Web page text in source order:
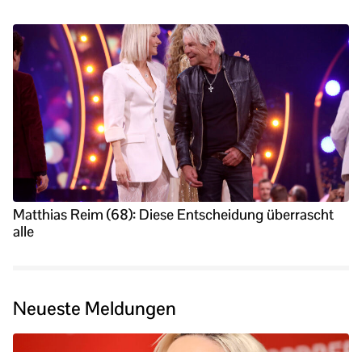
Matthias Reim (68): Diese Entscheidung überrascht
alle
Neueste Meldungen